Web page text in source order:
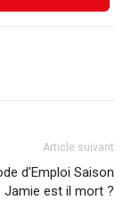
Article suivant
d’Emploi Saison
Jamie est il mort ?